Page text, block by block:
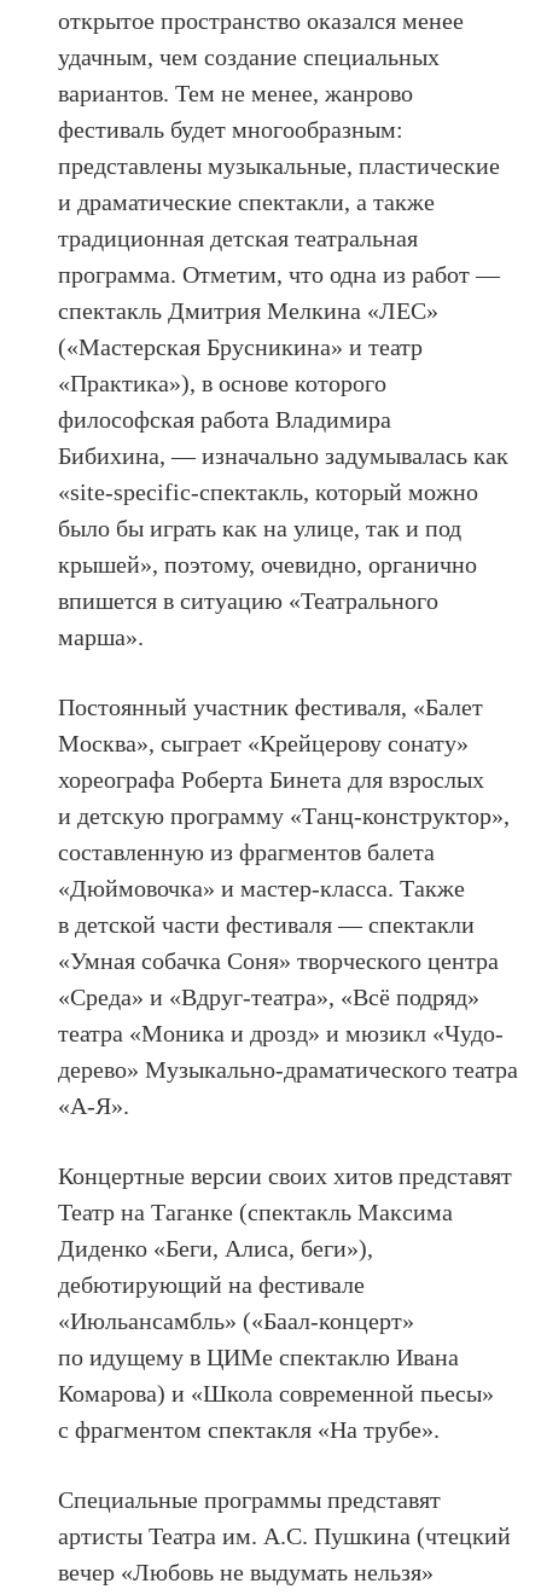
открытое пространство оказался менее
удачным, чем создание специальных
вариантов. Тем не менее, жанрово
фестиваль будет многообразным:
представлены музыкальные, пластические
и драматические спектакли, а также
традиционная детская театральная
программа. Отметим, что одна из работ —
спектакль Дмитрия Мелкина «ЛЕС»
(«Мастерская Брусникина» и театр
«Практика»), в основе которого
философская работа Владимира
Бибихина, — изначально задумывалась как
«site-specific-спектакль, который можно
было бы играть как на улице, так и под
крышей», поэтому, очевидно, органично
впишется в ситуацию «Театрального
марша».
Постоянный участник фестиваля, «Балет
Москва», сыграет «Крейцерову сонату»
хореографа Роберта Бинета для взрослых
и детскую программу «Танц-конструктор»,
составленную из фрагментов балета
«Дюймовочка» и мастер-класса. Также
в детской части фестиваля — спектакли
«Умная собачка Соня» творческого центра
«Среда» и «Вдруг-театра», «Всё подряд»
театра «Моника и дрозд» и мюзикл «Чудо-
дерево» Музыкально-драматического театра
«А-Я».
Концертные версии своих хитов представят
Театр на Таганке (спектакль Максима
Диденко «Беги, Алиса, беги»),
дебютирующий на фестивале
«Июльансамбль» («Баал-концерт»
по идущему в ЦИМе спектаклю Ивана
Комарова) и «Школа современной пьесы»
с фрагментом спектакля «На трубе».
Специальные программы представят
артисты Театра им. А.С. Пушкина (чтецкий
вечер «Любовь не выдумать нельзя»